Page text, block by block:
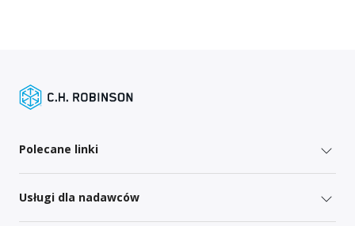
Polecane linki
Usługi dla nadawców